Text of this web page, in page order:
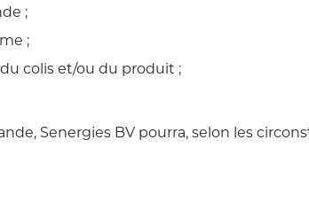
;
;
colis et/ou du produit ;
Senergies BV pourra, selon les